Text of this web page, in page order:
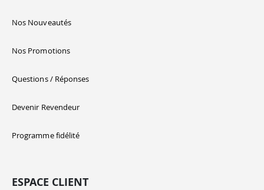
Nos Nouveautés
Nos Promotions
Questions / Réponses
Devenir Revendeur
Programme fidélité
ESPACE CLIENT